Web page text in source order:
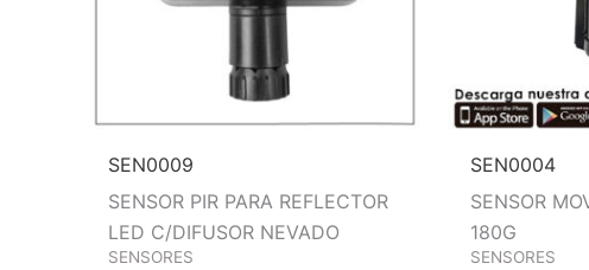
SEN0009
SENSOR PIR PARA REFLECTOR
LED C/DIFUSOR NEVADO
SENSORES
SEN0004
SENSOR
180G
SENSORES